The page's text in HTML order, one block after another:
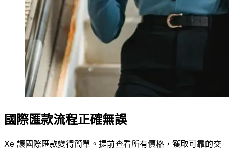
國際匯款流程正確無誤
Xe 讓國際匯款變得簡單。提前查看所有價格，獲取可靠的交